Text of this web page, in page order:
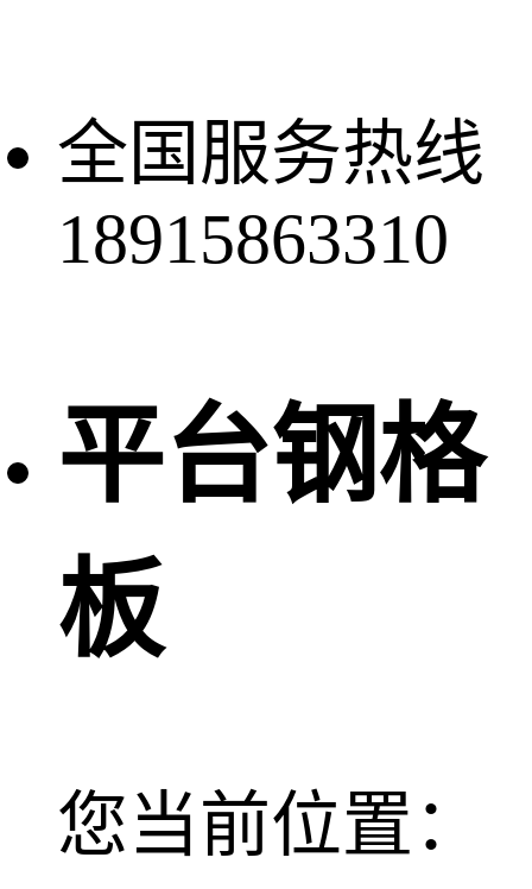
全国服务热线
18915863310
平台钢格
板
您当前位置：